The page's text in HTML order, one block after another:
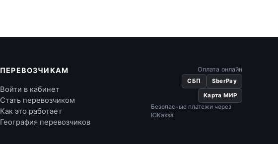
ПЕРЕВОЗЧИКАМ
Войти в кабинет
Стать перевозчиком
Как это работает
География перевозчиков
Оплата онлайн
СБП SberPay
Карта МИР
Безопасные платежи через
ЮKassa